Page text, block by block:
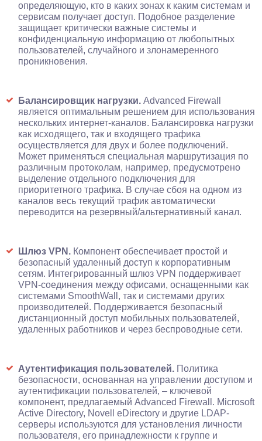
определяющую, кто в каких зонах к каким системам и
сервисам получает доступ. Подобное разделение
защищает критически важные системы и
конфиденциальную информацию от любопытных
пользователей, случайного и злонамеренного
проникновения.
Балансировщик нагрузки. Advanced Firewall
является оптимальным решением для использования
нескольких интернет-каналов. Балансировка нагрузки
как исходящего, так и входящего трафика
осуществляется для двух и более подключений.
Может применяться специальная маршрутизация по
различным протоколам, например, предусмотрено
выделение отдельного подключения для
приоритетного трафика. В случае сбоя на одном из
каналов весь текущий трафик автоматически
переводится на резервный/альтернативный канал.
Шлюз VPN. Компонент обеспечивает простой и
безопасный удаленный доступ к корпоративным
сетям. Интегрированный шлюз VPN поддерживает
VPN-соединения между офисами, оснащенными как
системами SmoothWall, так и системами других
производителей. Поддерживается безопасный
дистанционный доступ мобильных пользователей,
удаленных работников и через беспроводные сети.
Аутентификация пользователей. Политика
безопасности, основанная на управлении доступом и
аутентификации пользователей, – ключевой
компонент, предлагаемый Advanced Firewall. Microsoft
Active Directory, Novell eDirectory и другие LDAP-
серверы используются для установления личности
пользователя, его принадлежности к группе и